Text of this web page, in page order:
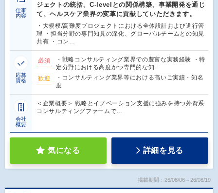
仕事
内容
ジェクトの統括、C-levelとの関係構築、事業開発を通じ
て、ヘルスケア業界の変革に貢献していただきます。
・大規模/高難度プロジェクトにおける全体設計および進行管
理 ・担当分野の専門知見の深化、グローバルチームとの知見
共有 ・コン…
応募
資格
必須
・戦略コンサルティング業界での豊富な実務経験 ・特
定分野における高度かつ専門的な知…
歓迎
・コンサルティング業界等における高いご実績・知名
度
会社
概要
＜企業概要＞ 戦略とイノベーション支援に強みを持つ外資系
コンサルティングファームで…
気になる 詳細を見る
掲載期間：26/08/06～26/08/19